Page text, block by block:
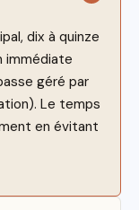
dix à quinze
immédiate
géré par
Le temps
en évitant